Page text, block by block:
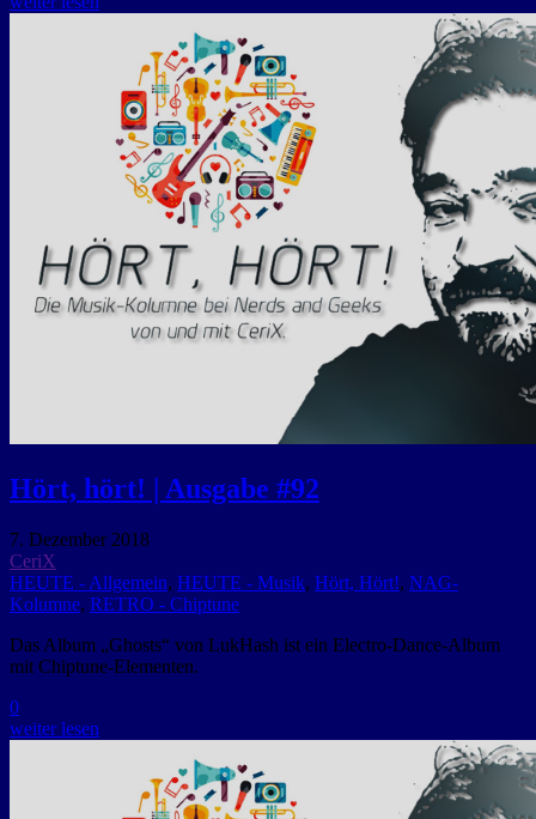
Hört, hört! | Ausgabe #92
7. Dezember 2018
CeriX
HEUTE - Allgemein, HEUTE - Musik, Hört, Hört!, NAG-
Kolumne, RETRO - Chiptune
Das Album „Ghosts“ von LukHash ist ein Electro-Dance-Album
mit Chiptune-Elementen.
0
weiter lesen